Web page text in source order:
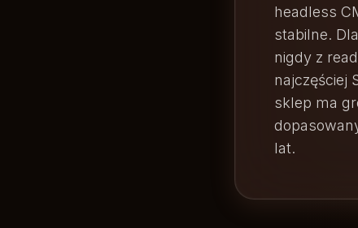
headless
stabilne.
nigdy z
najczęściej
sklep ma
lat.